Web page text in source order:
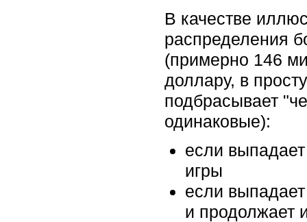
В качестве
распределения
(примерно 146
доллару, в
подбрасывает
одинаковые):
если
игры
если
и продолжает